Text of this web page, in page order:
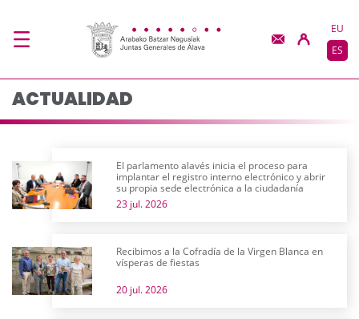
Actualidad - JJGG-
EU
ES
ACTUALIDAD
El parlamento alavés inicia el proceso para
implantar el registro interno electrónico y abrir
su propia sede electrónica a la ciudadanía
23 jul. 2026
Recibimos a la Cofradía de la Virgen Blanca en
vísperas de fiestas
20 jul. 2026